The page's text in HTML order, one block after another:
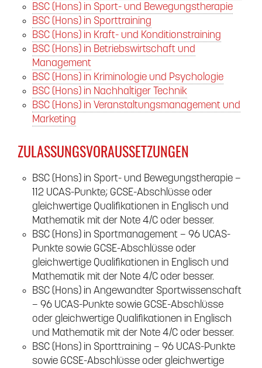
BSC (Hons) in Sport- und Bewegungstherapie
BSC (Hons) in Sporttraining
BSC (Hons) in Kraft- und Konditionstraining
BSC (Hons) in Betriebswirtschaft und
Management
BSC (Hons) in Kriminologie und Psychologie
BSC (Hons) in Nachhaltiger Technik
BSC (Hons) in Veranstaltungsmanagement und
Marketing
ZULASSUNGSVORAUSSETZUNGEN
BSC (Hons) in Sport- und Bewegungstherapie –
112 UCAS-Punkte; GCSE-Abschlüsse oder
gleichwertige Qualifikationen in Englisch und
Mathematik mit der Note 4/C oder besser.
BSC (Hons) in Sportmanagement – 96 UCAS-
Punkte sowie GCSE-Abschlüsse oder
gleichwertige Qualifikationen in Englisch und
Mathematik mit der Note 4/C oder besser.
BSC (Hons) in Angewandter Sportwissenschaft
– 96 UCAS-Punkte sowie GCSE-Abschlüsse
oder gleichwertige Qualifikationen in Englisch
und Mathematik mit der Note 4/C oder besser.
BSC (Hons) in Sporttraining – 96 UCAS-Punkte
sowie GCSE-Abschlüsse oder gleichwertige